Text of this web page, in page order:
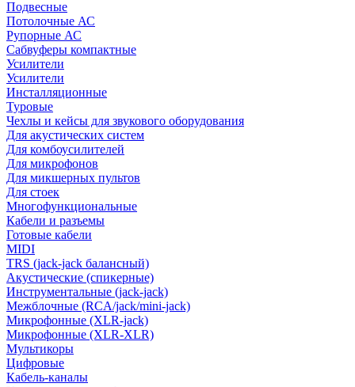
Подвесные
Потолочные АС
Рупорные АС
Сабвуферы компактные
Усилители
Усилители
Инсталляционные
Туровые
Чехлы и кейсы для звукового оборудования
Для акустических систем
Для комбоусилителей
Для микрофонов
Для микшерных пультов
Для стоек
Многофункциональные
Кабели и разъемы
Готовые кабели
MIDI
TRS (jack-jack балансный)
Акустические (спикерные)
Инструментальные (jack-jack)
Межблочные (RCA/jack/mini-jack)
Микрофонные (XLR-jack)
Микрофонные (XLR-XLR)
Мультикоры
Цифровые
Кабель-каналы